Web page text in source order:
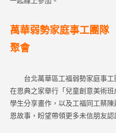
萬華弱勢家庭事工團
聚會
台北萬華區工福弱勢家庭事工
在恩典之家舉行「兒童創意美術
學生分享畫作，以及工福同工蔡
恩故事，盼望帶領更多未信朋友認